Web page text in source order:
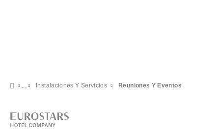
Instalaciones Y Servicios Reuniones Y Eventos